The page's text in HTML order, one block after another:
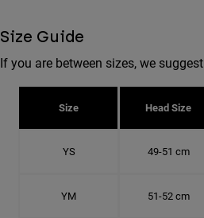
Size Guide
If you are between sizes, we
Size Head Size
YS 49-51 cm
YM 51-52 cm